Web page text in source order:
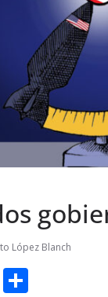
López Blanch
E